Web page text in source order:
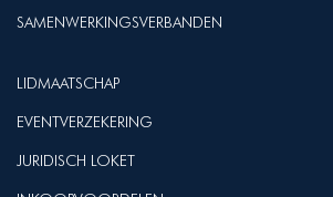
SAMENWERKINGSVERBANDEN
LIDMAATSCHAP
EVENTVERZEKERING
JURIDISCH LOKET